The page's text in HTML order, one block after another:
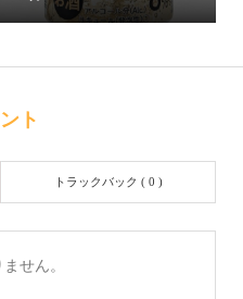
ト
トラックバック ( 0 )
せん。